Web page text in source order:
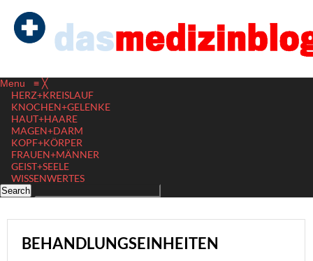
Menu ≡ ╳
HERZ+KREISLAUF
KNOCHEN+GELENKE
HAUT+HAARE
MAGEN+DARM
KOPF+KÖRPER
FRAUEN+MÄNNER
GEIST+SEELE
WISSENWERTES
BEHANDLUNGSEINHEITEN